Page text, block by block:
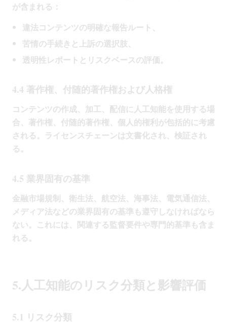
が含まれる：
違法コンテンツの明確な報告ルート、
苦情の手続きと上訴の選択肢、
透明性レポートとリスクベースの評価。
4.4 著作権、付随的著作権および人格権
コンテンツの作成、加工、配信に人工知能を使用する場
合、著作権、付随的著作権、個人的権利が包括的に考慮
される。ライセンスチェーンは文書化され、検証され
る。
4.5 業界固有の基準
金融市場規制、衛生法、航空法、海事法、電気通信法、
メディア法などの業界固有の基準も遵守しなければなら
ない。これには、関連する監督要件や専門的基準も含ま
れる。
5.人工知能のリスク分類と影響評価
5.1 リスク分類